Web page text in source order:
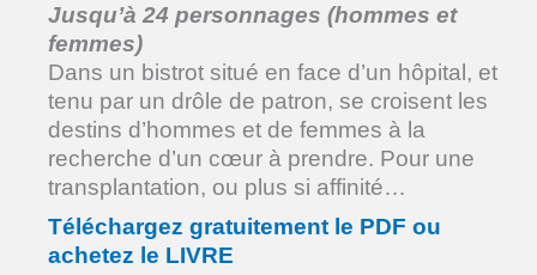
Jusqu’à 24 personnages (hommes et
femmes)
Dans un bistrot situé en face d’un hôpital, et
tenu par un drôle de patron, se croisent les
destins d’hommes et de femmes à la
recherche d’un cœur à prendre. Pour une
transplantation, ou plus si affinité…
Téléchargez gratuitement le PDF ou
achetez le LIVRE